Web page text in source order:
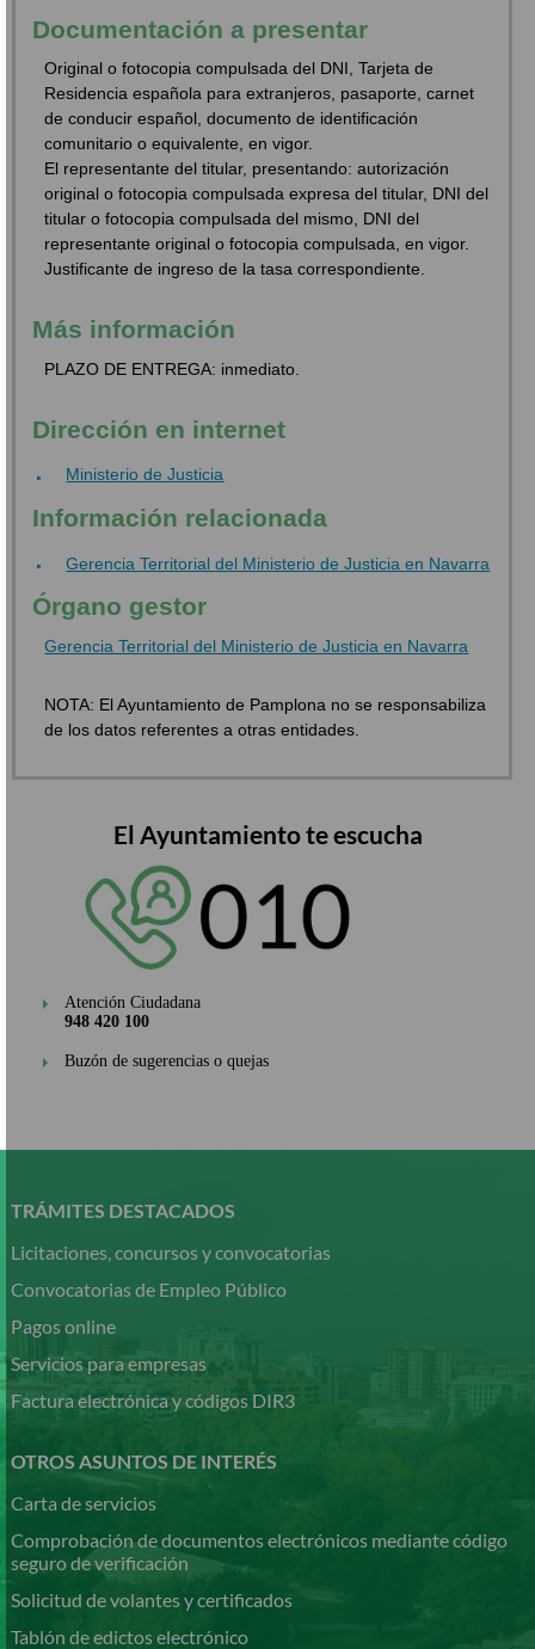
Documentación a presentar
Original o fotocopia compulsada del DNI, Tarjeta de
Residencia española para extranjeros, pasaporte, carnet
de conducir español, documento de identificación
comunitario o equivalente, en vigor.
El representante del titular, presentando: autorización
original o fotocopia compulsada expresa del titular, DNI del
titular o fotocopia compulsada del mismo, DNI del
representante original o fotocopia compulsada, en vigor.
Justificante de ingreso de la tasa correspondiente.
Más información
PLAZO DE ENTREGA: inmediato.
Dirección en internet
Ministerio de Justicia
Información relacionada
Gerencia Territorial del Ministerio de Justicia en Navarra
Órgano gestor
Gerencia Territorial del Ministerio de Justicia en Navarra
NOTA: El Ayuntamiento de Pamplona no se responsabiliza
de los datos referentes a otras entidades.
El Ayuntamiento te escucha
Atención Ciudadana
948 420 100
Buzón de sugerencias o quejas
contenido
TRÁMITES DESTACADOS
Licitaciones, concursos y convocatorias
Convocatorias de Empleo Público
Pagos online
Servicios para empresas
Factura electrónica y códigos DIR3
OTROS ASUNTOS DE INTERÉS
Carta de servicios
Comprobación de documentos electrónicos mediante código
seguro de verificación
Solicitud de volantes y certificados
Tablón de edictos electrónico